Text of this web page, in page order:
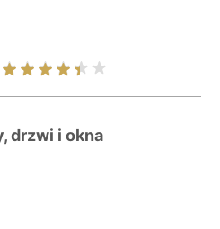
drzwi i okna